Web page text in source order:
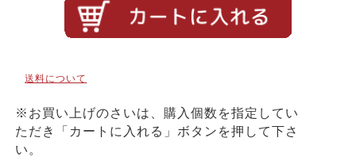
送料について
※お買い上げのさいは、購入個数を指定してい
ただき「カートに入れる」ボタンを押して下さ
い。